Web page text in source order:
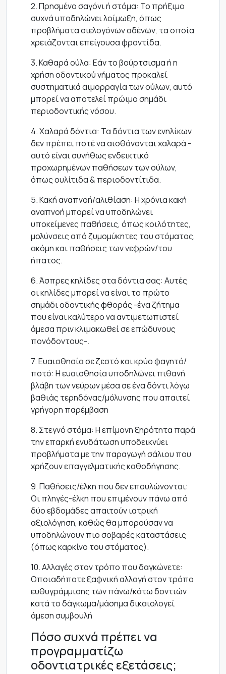
2. Πρησμένο σαγόνι ή στόμα: Το πρήξιμο
συχνά υποδηλώνει λοίμωξη, όπως
προβλήματα σιελογόνων αδένων, τα οποία
χρειάζονται επείγουσα φροντίδα.
3. Καθαρά ούλα: Εάν το βούρτσισμα ή η
χρήση οδοντικού νήματος προκαλεί
συστηματικά αιμορραγία των ούλων, αυτό
μπορεί να αποτελεί πρώιμο σημάδι
περιοδοντικής νόσου.
4. Χαλαρά δόντια: Τα δόντια των ενηλίκων
δεν πρέπει ποτέ να αισθάνονται χαλαρά -
αυτό είναι συνήθως ενδεικτικό
προχωρημένων παθήσεων των ούλων,
όπως ουλίτιδα & περιοδοντίτιδα.
5. Κακή αναπνοή/αλιθίαση: Η χρόνια κακή
αναπνοή μπορεί να υποδηλώνει
υποκείμενες παθήσεις, όπως κοιλότητες,
μολύνσεις από ζυμομύκητες του στόματος,
ακόμη και παθήσεις των νεφρών/του
ήπατος.
6. Άσπρες κηλίδες στα δόντια σας: Αυτές
οι κηλίδες μπορεί να είναι το πρώτο
σημάδι οδοντικής φθοράς -ένα ζήτημα
που είναι καλύτερο να αντιμετωπιστεί
άμεσα πριν κλιμακωθεί σε επώδυνους
πονόδοντους-.
7. Ευαισθησία σε ζεστό και κρύο φαγητό/
ποτό: Η ευαισθησία υποδηλώνει πιθανή
βλάβη των νεύρων μέσα σε ένα δόντι λόγω
βαθιάς τερηδόνας/μόλυνσης που απαιτεί
γρήγορη παρέμβαση
8. Στεγνό στόμα: Η επίμονη ξηρότητα παρά
την επαρκή ενυδάτωση υποδεικνύει
προβλήματα με την παραγωγή σάλιου που
χρήζουν επαγγελματικής καθοδήγησης.
9. Παθήσεις/έλκη που δεν επουλώνονται:
Οι πληγές-έλκη που επιμένουν πάνω από
δύο εβδομάδες απαιτούν ιατρική
αξιολόγηση, καθώς θα μπορούσαν να
υποδηλώνουν πιο σοβαρές καταστάσεις
(όπως καρκίνο του στόματος).
10. Αλλαγές στον τρόπο που δαγκώνετε:
Οποιαδήποτε ξαφνική αλλαγή στον τρόπο
ευθυγράμμισης των πάνω/κάτω δοντιών
κατά το δάγκωμα/μάσημα δικαιολογεί
άμεση συμβουλή
Πόσο συχνά πρέπει να
προγραμματίζω
οδοντιατρικές εξετάσεις;